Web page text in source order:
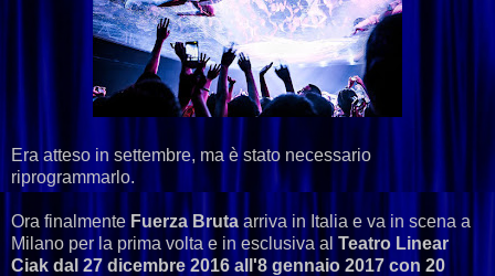
Era atteso in settembre, ma è stato necessario
riprogrammarlo.
Ora finalmente Fuerza Bruta arriva in Italia e va in scena a
Milano per la prima volta e in esclusiva al Teatro Linear
Ciak dal 27 dicembre 2016 all'8 gennaio 2017 con 20